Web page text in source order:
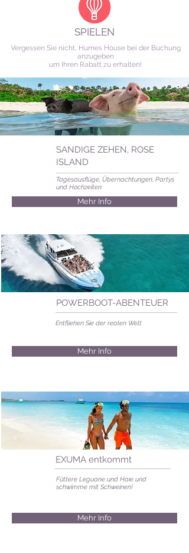
SPIELEN
Vergessen Sie nicht, Humes House bei der Buchung
anzugeben
um Ihren Rabatt zu erhalten!
SANDIGE ZEHEN, ROSE
ISLAND
Tagesausflüge, Übernachtungen, Partys
und Hochzeiten
Mehr Info
POWERBOOT-ABENTEUER
Entfliehen Sie der realen Welt
Mehr Info
EXUMA entkommt
Füttere Leguane und Haie und
schwimme mit Schweinen!
Mehr Info